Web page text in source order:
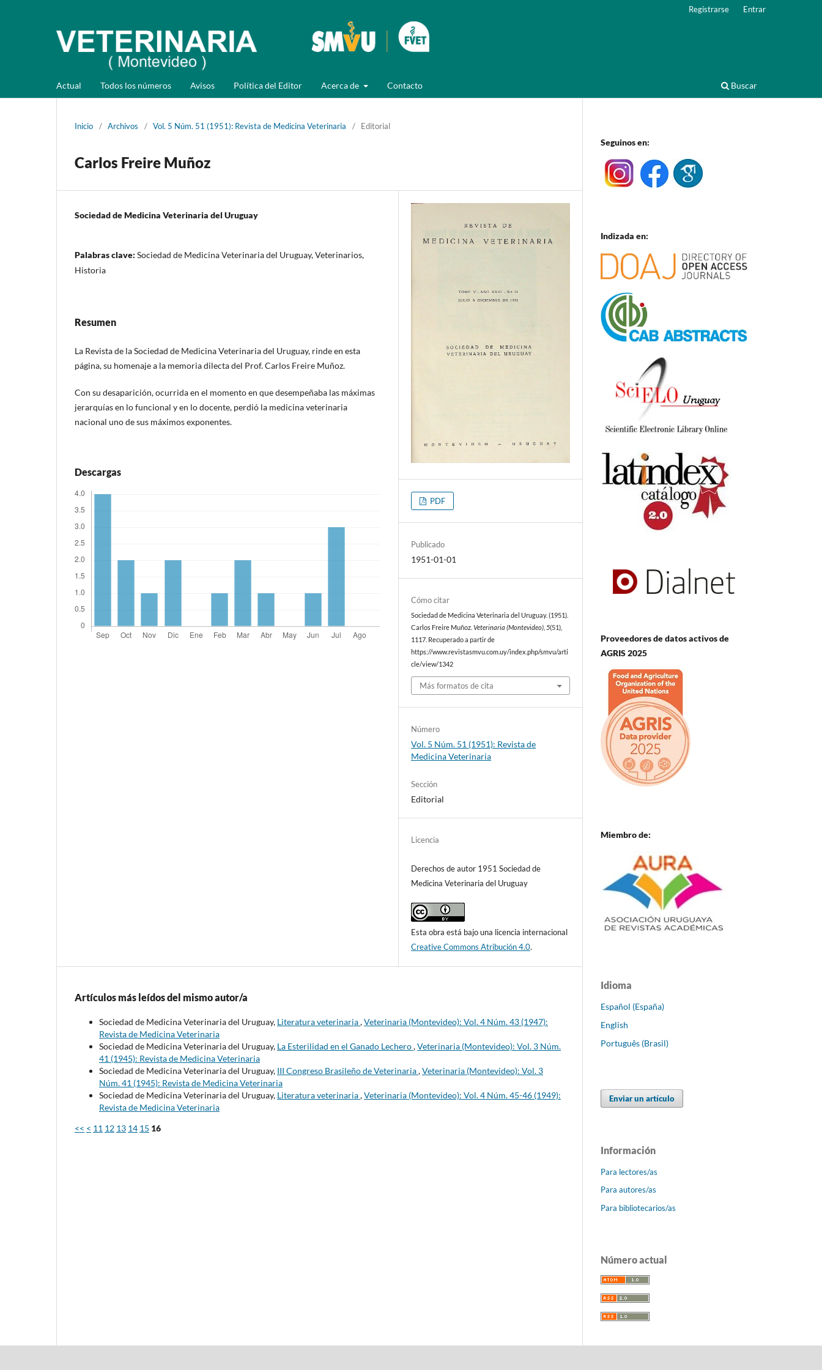
Actual Todos los números Avisos Política del Editor Acerca de Contacto Buscar
Registrarse Entrar
Inicio / Archivos / Vol. 5 Núm. 51 (1951): Revista de Medicina Veterinaria / Editorial
Carlos Freire Muñoz
Sociedad de Medicina Veterinaria del Uruguay
Palabras clave: Sociedad de Medicina Veterinaria del Uruguay, Veterinarios,
Historia
Resumen
La Revista de la Sociedad de Medicina Veterinaria del Uruguay, rinde en esta
página, su homenaje a la memoria dilecta del Prof. Carlos Freire Muñoz.
Con su desaparición, ocurrida en el momento en que desempeñaba las máximas
jerarquías en lo funcional y en lo docente, perdió la medicina veterinaria
nacional uno de sus máximos exponentes.
Descargas
PDF
Publicado
1951-01-01
Cómo citar
Sociedad de Medicina Veterinaria del Uruguay. (1951).
Carlos Freire Muñoz.Veterinaria (Montevideo) ,5(51),
1117. Recuperado a partir de
https://www.revistasmvu.com.uy/index.php/smvu/arti
cle/view/1342
Más formatos de cita
Número
Vol. 5 Núm. 51 (1951): Revista de
Medicina Veterinaria
Sección
Editorial
Licencia
Derechos de autor 1951 Sociedad de
Medicina Veterinaria del Uruguay
Esta obra está bajo una licencia internacional
Creative Commons Atribución 4.0.
Artículos más leídos del mismo autor/a
Sociedad de Medicina Veterinaria del Uruguay, Literatura veterinaria,Veterinaria (Montevideo): Vol. 4 Núm. 43 (1947):
Revista de Medicina Veterinaria
Sociedad de Medicina Veterinaria del Uruguay, La Esterilidad en el Ganado Lechero,Veterinaria (Montevideo): Vol. 3 Núm.
41 (1945): Revista de Medicina Veterinaria
Sociedad de Medicina Veterinaria del Uruguay, III Congreso Brasileño de Veterinaria,Veterinaria (Montevideo): Vol. 3
Núm. 41 (1945): Revista de Medicina Veterinaria
Sociedad de Medicina Veterinaria del Uruguay, Literatura veterinaria,Veterinaria (Montevideo): Vol. 4 Núm. 45-46 (1949):
Revista de Medicina Veterinaria
<< < 11 12 13 14 15 16
Seguinos en:
Indizada en:
Proveedores de datos activos de
AGRIS 2025
Miembro de:
Idioma
Español (España)
English
Português (Brasil)
Enviar un artículo
Información
Para lectores/as
Para autores/as
Para bibliotecarios/as
Número actual